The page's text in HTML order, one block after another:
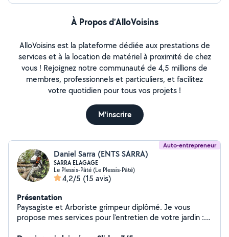
À Propos d’AlloVoisins
AlloVoisins est la plateforme dédiée aux prestations de
services et à la location de matériel à proximité de chez
vous ! Rejoignez notre communauté de 4,5 millions de
membres, professionnels et particuliers, et facilitez
votre quotidien pour tous vos projets !
M'inscrire
Auto-entrepreneur
Daniel Sarra (ENTS SARRA)
SARRA ELAGAGE
Le Plessis-Pâté (Le Plessis-Pâté)
4,2/5 (15 avis)
Présentation
Paysagiste et Arboriste grimpeur diplômé. Je vous
propose mes services pour l'entretien de votre jardin :